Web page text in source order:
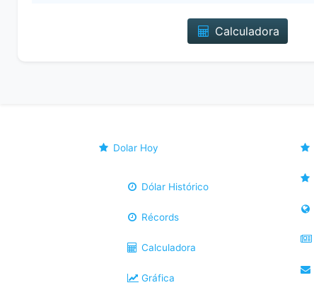
Calculadora
Dolar Hoy
Dólar Histórico
Récords
Calculadora
Gráfica